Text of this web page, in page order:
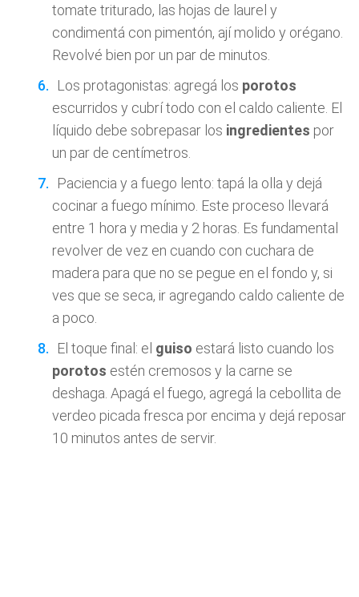
tomate triturado, las hojas de laurel y
condimentá con pimentón, ají molido y orégano.
Revolvé bien por un par de minutos.
Los protagonistas: agregá los porotos
escurridos y cubrí todo con el caldo caliente. El
líquido debe sobrepasar los ingredientes por
un par de centímetros.
Paciencia y a fuego lento: tapá la olla y dejá
cocinar a fuego mínimo. Este proceso llevará
entre 1 hora y media y 2 horas. Es fundamental
revolver de vez en cuando con cuchara de
madera para que no se pegue en el fondo y, si
ves que se seca, ir agregando caldo caliente de
a poco.
El toque final: el guiso estará listo cuando los
porotos estén cremosos y la carne se
deshaga. Apagá el fuego, agregá la cebollita de
verdeo picada fresca por encima y dejá reposar
10 minutos antes de servir.